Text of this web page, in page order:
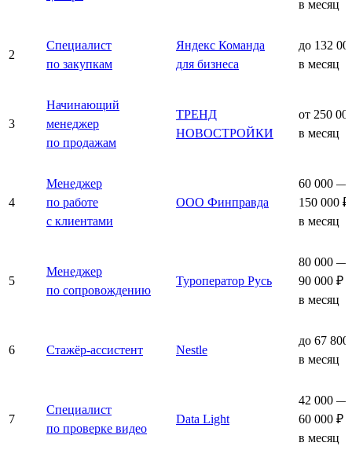
в месяц
2
Специалист
по закупкам
Яндекс Команда
для бизнеса
до 132
в месяц
3
Начинающий
менеджер
по продажам
ТРЕНД
НОВОСТРОЙКИ
от 250
в месяц
4
Менеджер
по работе
с клиентами
ООО Финправда
60 000 —
150 000 ₽
в месяц
5
Менеджер
по сопровождению
Туроператор Русь
80 000 —
90 000 ₽
в месяц
6 Стажёр-ассистент Nestle
до 67 800
в месяц
7
Специалист
по проверке видео
Data Light
42 000 —
60 000 ₽
в месяц